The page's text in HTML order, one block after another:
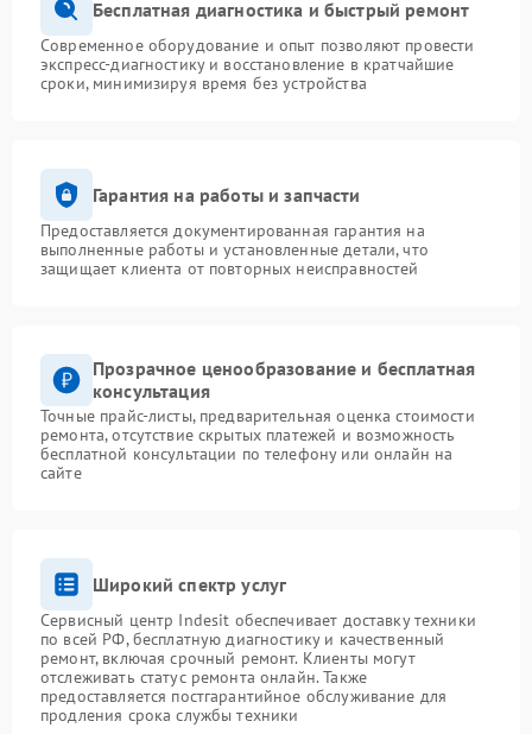
Бесплатная диагностика и быстрый ремонт
Современное оборудование и опыт позволяют провести
экспресс-диагностику и восстановление в кратчайшие
сроки, минимизируя время без устройства
Гарантия на работы и запчасти
Предоставляется документированная гарантия на
выполненные работы и установленные детали, что
защищает клиента от повторных неисправностей
Прозрачное ценообразование и бесплатная
консультация
Точные прайс-листы, предварительная оценка стоимости
ремонта, отсутствие скрытых платежей и возможность
бесплатной консультации по телефону или онлайн на
сайте
Широкий спектр услуг
Сервисный центр Indesit обеспечивает доставку техники
по всей РФ, бесплатную диагностику и качественный
ремонт, включая срочный ремонт. Клиенты могут
отслеживать статус ремонта онлайн. Также
предоставляется постгарантийное обслуживание для
продления срока службы техники